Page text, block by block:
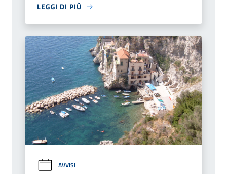
LEGGI DI PIÙ
AVVISI